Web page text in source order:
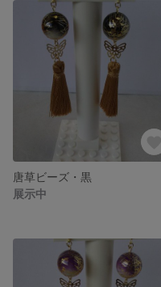
唐草ビーズ・黒
展示中